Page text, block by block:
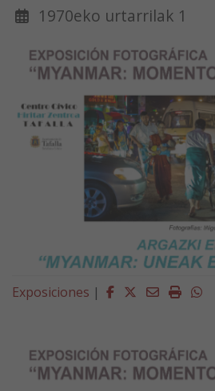
1970eko urtarrilak 1
Exposiciones | Facebook
Twitter
Email